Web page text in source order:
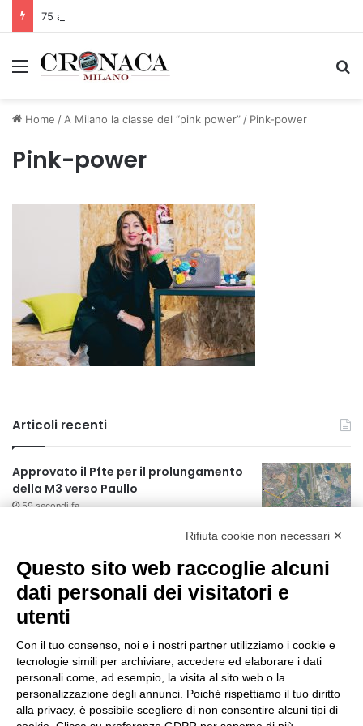
Menu
Home / A Milano la classe del “pink power” / Pink-power
Pink-power
Articoli recenti
Approvato il Pfte per il prolungamento
della M3 verso Paullo
59 secondi fa
75 anni di INFN. La comunità, la storia, il
futuro della ricerca in fisica
fondamentale in Italia
1 minuto fa
Milano Aiuta Estate, 1600 prestazioni di
assistenza attivate
2 ore fa
Mondiali di Wakeboard 2026: il primo
oro iridato è azzurro
Rifiuta cookie non necessari ✕
Questo sito web raccoglie alcuni
dati personali dei visitatori e
utenti
Con il tuo consenso, noi e i nostri partner utilizziamo i cookie e
tecnologie simili per archiviare, accedere ed elaborare i dati
personali come, ad esempio, la visita al sito web o la
personalizzazione degli annunci. Poiché rispettiamo il tuo diritto
alla privacy, è possibile scegliere di non consentire alcuni tipi di